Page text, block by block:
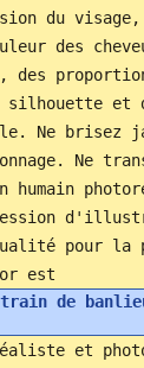
du
des
des
silhouette et
Ne brisez
Ne
humain
pour la
est
de
et